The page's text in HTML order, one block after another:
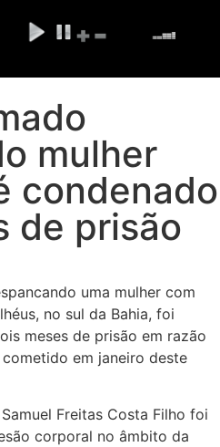
mulher
condenado
de prisão
uma mulher com
no sul da Bahia, foi
meses de prisão em razão
em janeiro deste
Freitas Costa Filho foi
corporal no âmbito da